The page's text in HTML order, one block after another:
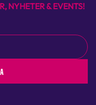
NYHETER & EVENTS!